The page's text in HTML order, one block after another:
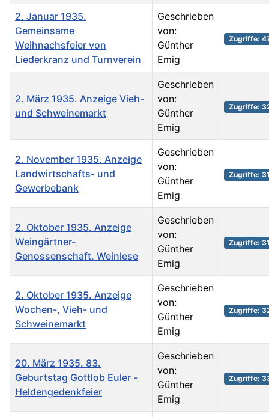
2. Januar 1935.
Gemeinsame
Weihnachsfeier von
Liederkranz und Turnverein
Geschrieben
von:
Günther
Emig
Zugriffe:
2. März 1935. Anzeige Vieh-
und Schweinemarkt
Geschrieben
von:
Günther
Emig
Zugriffe:
2. November 1935. Anzeige
Landwirtschafts- und
Gewerbebank
Geschrieben
von:
Günther
Emig
Zugriffe:
2. Oktober 1935. Anzeige
Weingärtner-
Genossenschaft. Weinlese
Geschrieben
von:
Günther
Emig
Zugriffe:
2. Oktober 1935. Anzeige
Wochen-, Vieh- und
Schweinemarkt
Geschrieben
von:
Günther
Emig
Zugriffe:
20. März 1935. 83.
Geburtstag Gottlob Euler -
Heldengedenkfeier
Geschrieben
von:
Günther
Emig
Zugriffe: